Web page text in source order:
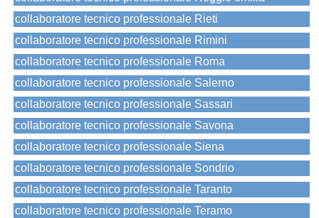
collaboratore tecnico professionale Rieti
collaboratore tecnico professionale Rimini
collaboratore tecnico professionale Roma
collaboratore tecnico professionale Salerno
collaboratore tecnico professionale Sassari
collaboratore tecnico professionale Savona
collaboratore tecnico professionale Siena
collaboratore tecnico professionale Sondrio
collaboratore tecnico professionale Taranto
collaboratore tecnico professionale Teramo